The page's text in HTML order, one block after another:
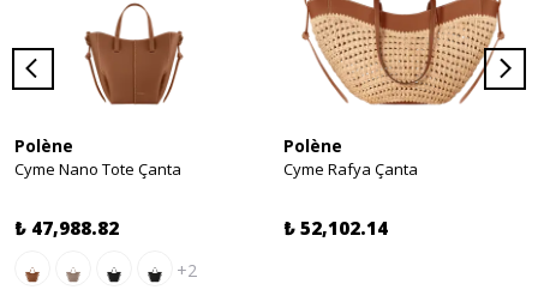
Polène
Cyme Nano Tote Çanta
₺ 47,988.82
+2
Polène
Cyme Rafya Çanta
₺ 52,102.14